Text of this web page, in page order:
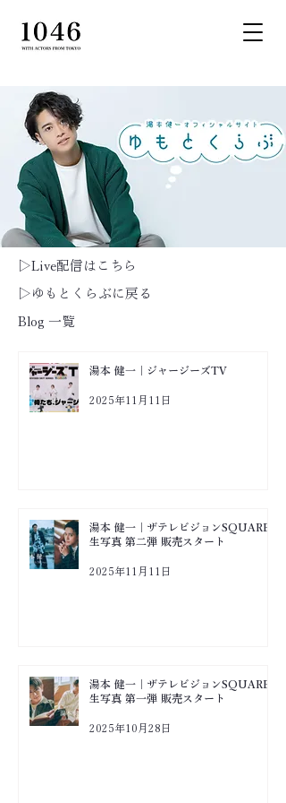
▷Live配信はこちら
▷ゆもとくらぶに戻る
Blog 一覧
湯本 健一｜ジャージーズTV
2025年11月11日
湯本 健一｜ザテレビジョンSQUARE
生写真 第二弾 販売スタート
2025年11月11日
湯本 健一｜ザテレビジョンSQUARE
生写真 第一弾 販売スタート
2025年10月28日